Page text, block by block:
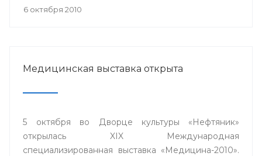
колледжей республики дипломы о присуждении
6 октября 2010
Медицинская выставка открыта
5 октября во Дворце культуры «Нефтяник»
открылась XIX Международная
специализированная выставка «Медицина-2010».